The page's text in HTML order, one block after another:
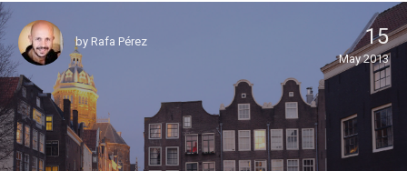
by Rafa Pérez 15
May 2013